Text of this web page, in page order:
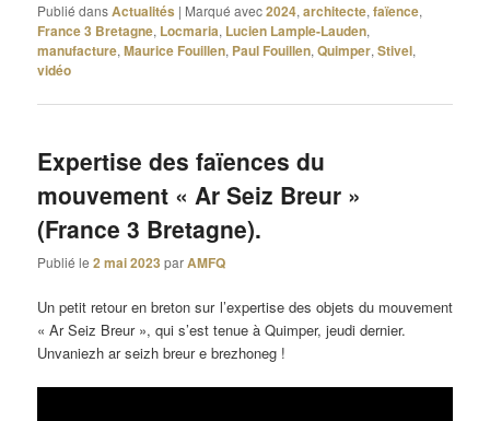
Publié dansActualités | Marqué avec2024,architecte,faïence,
France 3 Bretagne, Locmaria, Lucien Lample-Lauden,
manufacture,Maurice Fouillen, Paul Fouillen,Quimper,Stivel,
vidéo
Expertise des faïences du
mouvement « Ar Seiz Breur »
(France 3 Bretagne).
Publié le2 mai 2023 parAMFQ
Un petit retour en breton sur l’expertise des objets du mouvement
« Ar Seiz Breur », qui s’est tenue à Quimper, jeudi dernier.
Unvaniezh ar seizh breur e brezhoneg !